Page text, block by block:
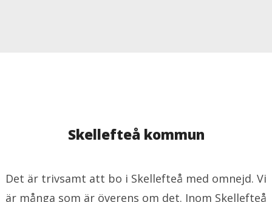
Skellefteå kommun
Det är trivsamt att bo i Skellefteå med omnejd. Vi
är många som är överens om det. Inom Skellefteå